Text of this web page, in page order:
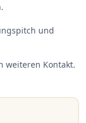
und
weiteren Kontakt.